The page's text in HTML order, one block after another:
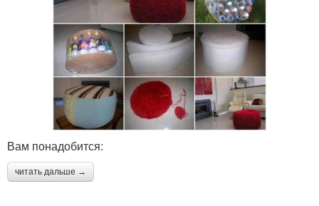
Вам понадобится:
читать дальше →